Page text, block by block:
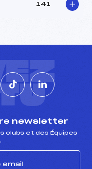
141
newsletter
clubs et des Équipes